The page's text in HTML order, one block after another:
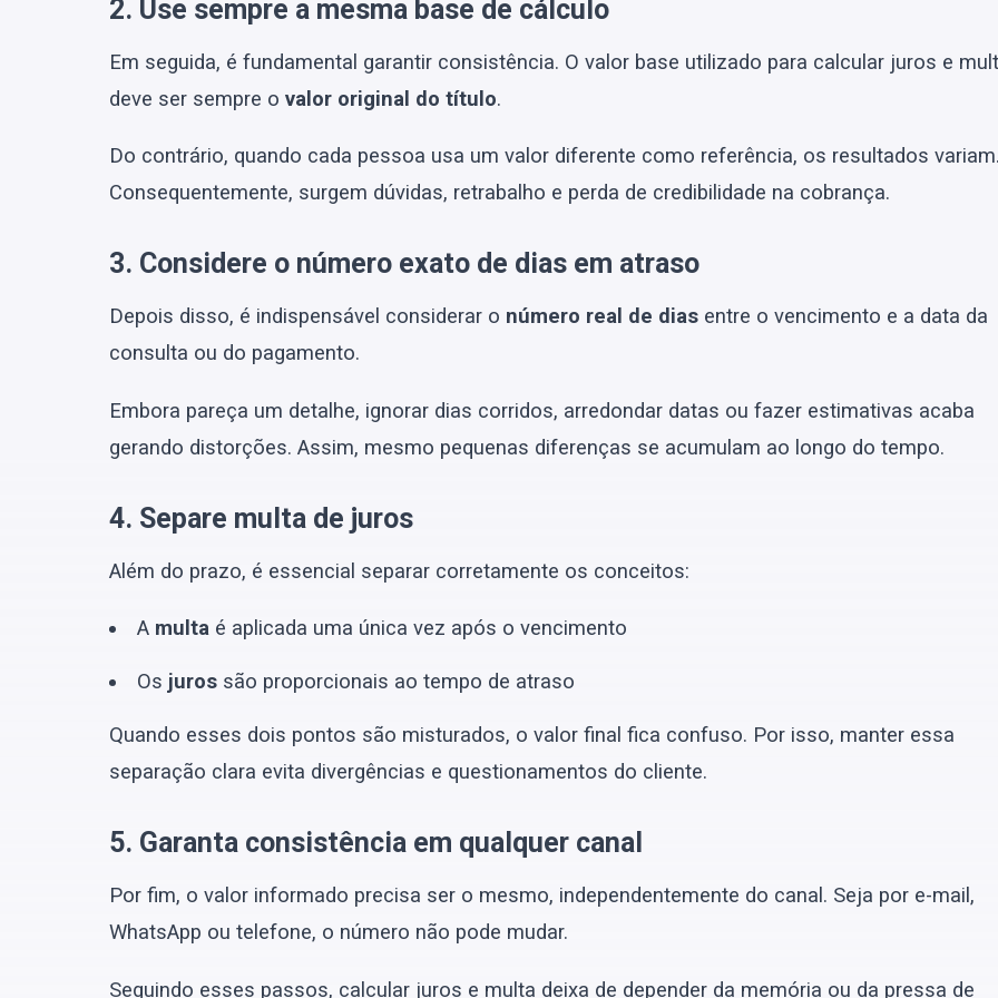
2. Use sempre a mesma base de cálculo
Em seguida, é fundamental garantir consistência. O valor base utilizado para calcular juros e
deve ser sempre o valor original do título.
Do contrário, quando cada pessoa usa um valor diferente como referência, os resultados
Consequentemente, surgem dúvidas, retrabalho e perda de credibilidade na cobrança.
3. Considere o número exato de dias em atraso
Depois disso, é indispensável considerar o número real de diasentre o vencimento e a data da
consulta ou do pagamento.
Embora pareça um detalhe, ignorar dias corridos, arredondar datas ou fazer estimativas acaba
gerando distorções. Assim, mesmo pequenas diferenças se acumulam ao longo do tempo.
4. Separe multa de juros
Além do prazo, é essencial separar corretamente os conceitos:
A multa é aplicada uma única vez após o vencimento
Os juros são proporcionais ao tempo de atraso
Quando esses dois pontos são misturados, o valor final fica confuso. Por isso, manter essa
separação clara evita divergências e questionamentos do cliente.
5. Garanta consistência em qualquer canal
Por fim, o valor informado precisa ser o mesmo, independentemente do canal. Seja por e-mail,
WhatsApp ou telefone, o número não pode mudar.
Seguindo esses passos, calcular juros e multa deixa de depender da memória ou da pressa de